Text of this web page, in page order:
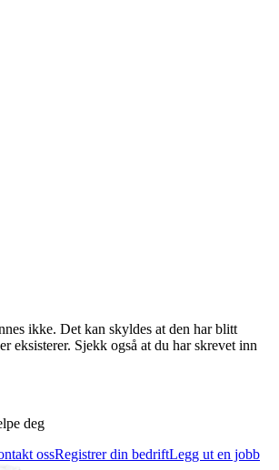
ikke. Det kan skyldes at den har blitt
eksisterer. Sjekk også at du har skrevet inn
deg
ossRegistrer din bedriftLegg ut en jobb